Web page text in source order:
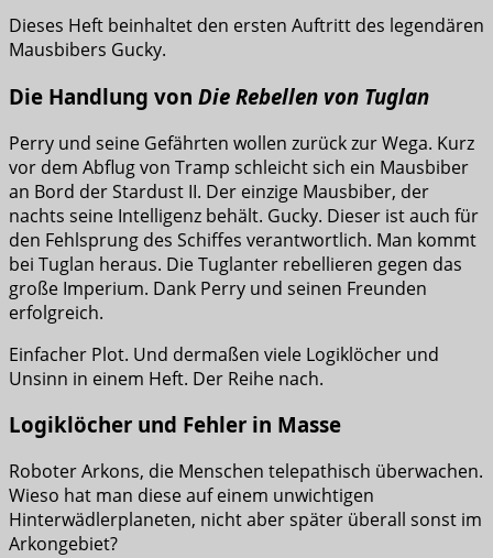
Dieses Heft beinhaltet den ersten Auftritt des legendären
Mausbibers Gucky.
Die Handlung von Die Rebellen von Tuglan
Perry und seine Gefährten wollen zurück zur Wega. Kurz
vor dem Abflug von Tramp schleicht sich ein Mausbiber
an Bord der Stardust II. Der einzige Mausbiber, der
nachts seine Intelligenz behält. Gucky. Dieser ist auch für
den Fehlsprung des Schiffes verantwortlich. Man kommt
bei Tuglan heraus. Die Tuglanter rebellieren gegen das
große Imperium. Dank Perry und seinen Freunden
erfolgreich.
Einfacher Plot. Und dermaßen viele Logiklöcher und
Unsinn in einem Heft. Der Reihe nach.
Logiklöcher und Fehler in Masse
Roboter Arkons, die Menschen telepathisch überwachen.
Wieso hat man diese auf einem unwichtigen
Hinterwädlerplaneten, nicht aber später überall sonst im
Arkongebiet?